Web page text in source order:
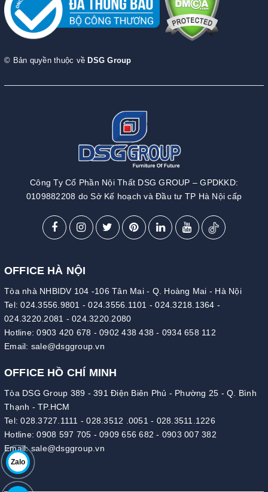
Zalo
© Bản quyền thuộc về DSG Group
Công Ty Cổ Phần Nội Thất DSG GROUP – GPDKKD:
0109882208 do Sở Kế hoạch và Đầu tư TP Hà Nội cấp
OFFICE HÀ NỘI
Tòa nhà NHBIDV 104 -106 Tân Mai - Q. Hoàng Mai - Hà Nội
Tel:024.3556.9801 -024.3556.1101 -024.3218.1364 -
024.3220.2081 - 024.3220.2080
Hotline:0903 420 678 - 0902 438 438 - 0934 658 112
Email: sale@dsggroup.vn
OFFICE HỒ CHÍ MINH
Tòa DSG Group 389 - 391 Điện Biên Phủ - Phường 25 - Q. Bình
Thạnh - TP.HCM
Tel:028.3727.1111 -028.3512 .0051 - 028.3511.1226
Hotline:0908 597 705 - 0909 656 682 - 0903 007 382
Email:sale@dsggroup.vn